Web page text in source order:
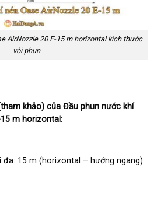
AirNozzle 20 E-15 m horizontal kích thước
vòi phun
khảo) của Đầu phun nước khí
m horizontal:
15 m (horizontal – hướng ngang)